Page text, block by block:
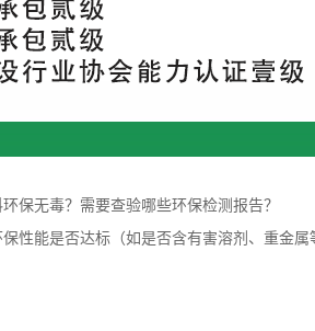
保无毒？需要查验哪些环保检测报告？
性能是否达标（如是否含有害溶剂、重金属